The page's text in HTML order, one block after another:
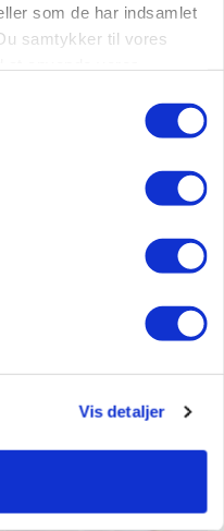
som de har indsamlet
samtykker til vores
Vis detaljer